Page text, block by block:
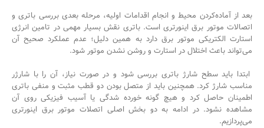
بعد از آماده‌کردن محیط و انجام اقدامات اولیه، مرحله بعدی بررسی باتری و
اتصالات موتور برق اینورتری است. باتری نقش بسیار مهمی در تامین انرژی
استارت الکتریکی موتور برق دارد به همین دلیل؛ عدم عملکرد صحیح آن
می‌تواند باعث اختلال در استارت و روشن نشدن موتور شود.
ابتدا باید سطح شارژ باتری بررسی شود و در صورت نیاز، آن را با شارژر
مناسب شارژ کرد. همچنین باید از متصل بودن دو قطب‌ مثبت و منفی باتری
اطمینان حاصل کرد و هیچ گونه خورده شدگی یا آسیب فیزیکی روی آن
مشاهده نشود. در ادامه به دو بخش اصلی اتصلات موتور برق اینورتری
می‌پردازیم.